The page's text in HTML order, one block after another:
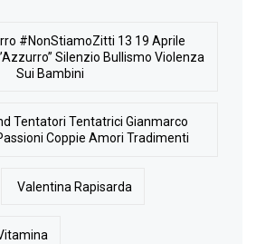
#NonStiamoZitti 13 19 Aprile
Silenzio Bullismo Violenza
Sui Bambini
Tentatori Tentatrici Gianmarco
Coppie Amori Tradimenti
Valentina Rapisarda